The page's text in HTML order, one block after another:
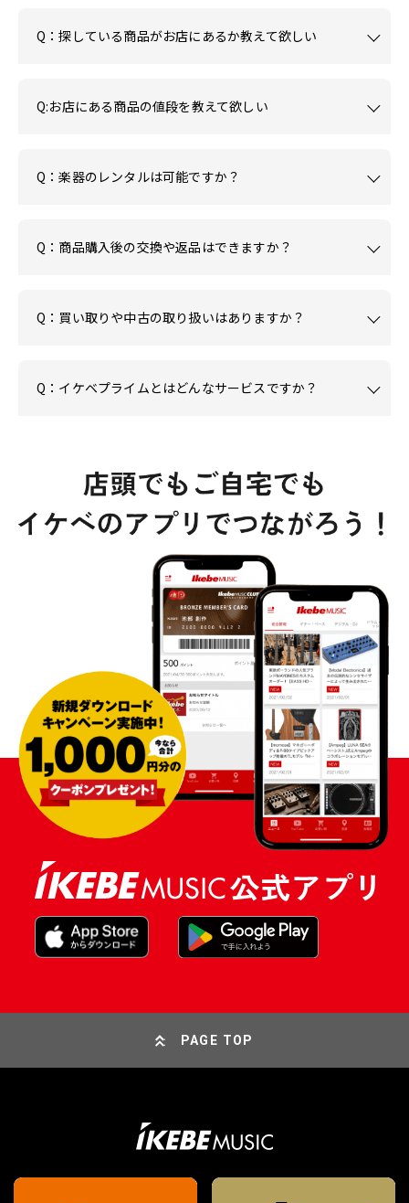
Q：探している商品がお店にあるか教えて欲しい
Q:お店にある商品の値段を教えて欲しい
Q：楽器のレンタルは可能ですか？
Q：商品購入後の交換や返品はできますか？
Q：買い取りや中古の取り扱いはありますか？
Q：イケベプライムとはどんなサービスですか？
PAGE TOP